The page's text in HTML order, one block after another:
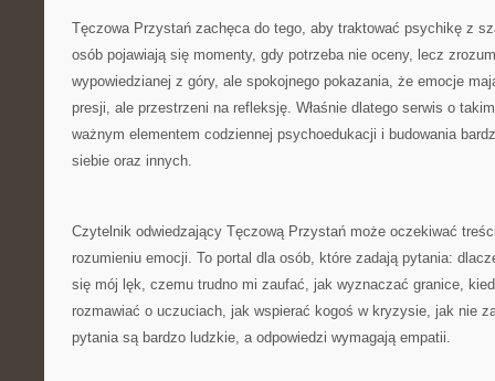
Tęczowa Przystań zachęca do tego, aby traktować psychikę z
osób pojawiają się momenty, gdy potrzeba nie oceny, lecz
wypowiedzianej z góry, ale spokojnego pokazania, że emocje
presji, ale przestrzeni na refleksję. Właśnie dlatego serwis o
ważnym elementem codziennej psychoedukacji i budowania
siebie oraz innych.
Czytelnik odwiedzający Tęczową Przystań może oczekiwać
rozumieniu emocji. To portal dla osób, które zadają pytania:
się mój lęk, czemu trudno mi zaufać, jak wyznaczać granice,
rozmawiać o uczuciach, jak wspierać kogoś w kryzysie, jak nie
pytania są bardzo ludzkie, a odpowiedzi wymagają empatii.